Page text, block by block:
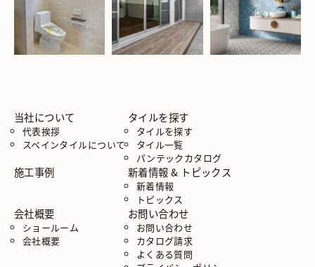
当社について
代表挨拶
スペインタイルについて
タイルを探す
タイルを探す
タイル一覧
パンテックカタログ
施工事例 新着情報 & トピックス
新着情報
トピックス
会社概要
ショールーム
会社概要
お問い合わせ
お問い合わせ
カタログ請求
よくある質問